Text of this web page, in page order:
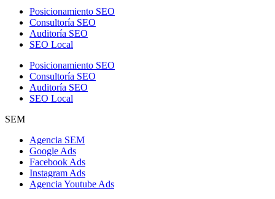
Posicionamiento SEO
Consultoría SEO
Auditoría SEO
SEO Local
Posicionamiento SEO
Consultoría SEO
Auditoría SEO
SEO Local
SEM
Agencia SEM
Google Ads
Facebook Ads
Instagram Ads
Agencia Youtube Ads